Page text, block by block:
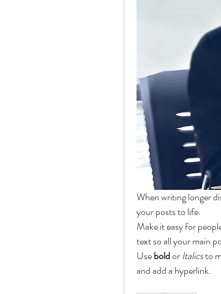
When writing longer
your posts to life.
Make it easy for
text so all your main
Use bold or Italics to
and add a hyperlink.